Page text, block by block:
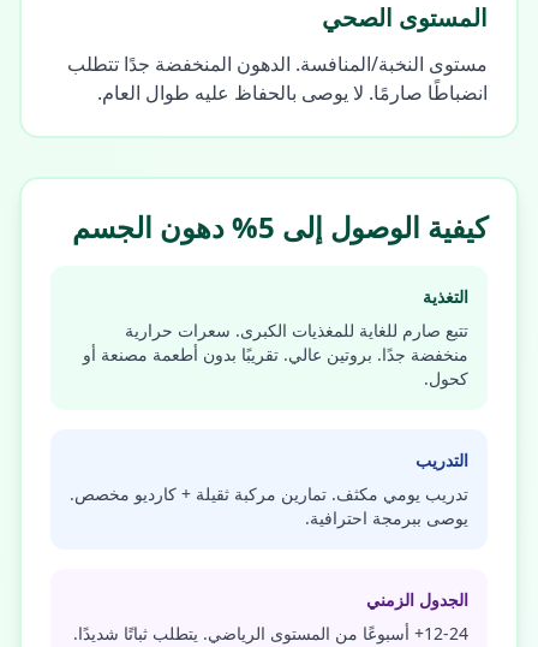
المستوى الصحي
مستوى النخبة/المنافسة. الدهون المنخفضة جدًا تتطلب
انضباطًا صارمًا. لا يوصى بالحفاظ عليه طوال العام.
كيفية الوصول إلى 5% دهون الجسم
التغذية
تتبع صارم للغاية للمغذيات الكبرى. سعرات حرارية
منخفضة جدًا. بروتين عالي. تقريبًا بدون أطعمة مصنعة أو
كحول.
التدريب
تدريب يومي مكثف. تمارين مركبة ثقيلة + كارديو مخصص.
يوصى ببرمجة احترافية.
الجدول الزمني
12-24+ أسبوعًا من المستوى الرياضي. يتطلب ثباتًا شديدًا.